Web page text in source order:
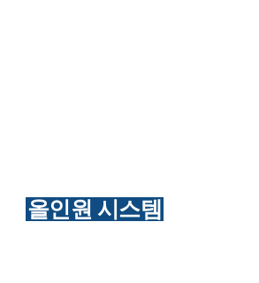
올인원 시스템